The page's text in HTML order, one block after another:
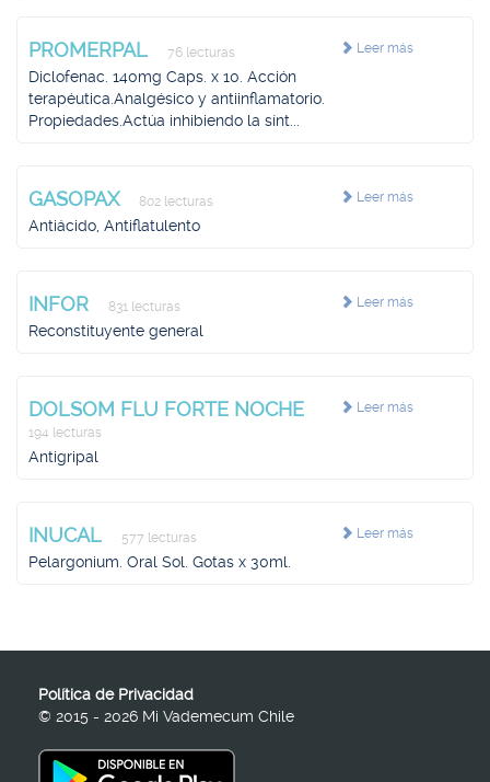
Leer más
PROMERPAL 76 lecturas
Diclofenac. 140mg Caps. x 10. Acción
terapéutica.Analgésico y antiinflamatorio.
Propiedades.Actúa inhibiendo la sínt...
Leer más
GASOPAX 802 lecturas
Antiácido, Antiflatulento
Leer más
INFOR 831 lecturas
Reconstituyente general
Leer más
DOLSOM FLU FORTE NOCHE
194 lecturas
Antigripal
Leer más
INUCAL 577 lecturas
Pelargonium. Oral Sol. Gotas x 30ml.
Política de Privacidad
© 2015 - 2026 Mi Vademecum Chile